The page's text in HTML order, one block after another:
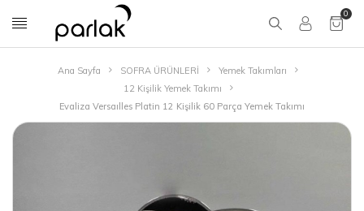
0
Ana Sayfa SOFRA ÜRÜNLERİ
Yemek Takımları
12 Kişilik Yemek Takımı
Evaliza Versaılles Platin 12 Kişilik 60 Parça Yemek Takımı